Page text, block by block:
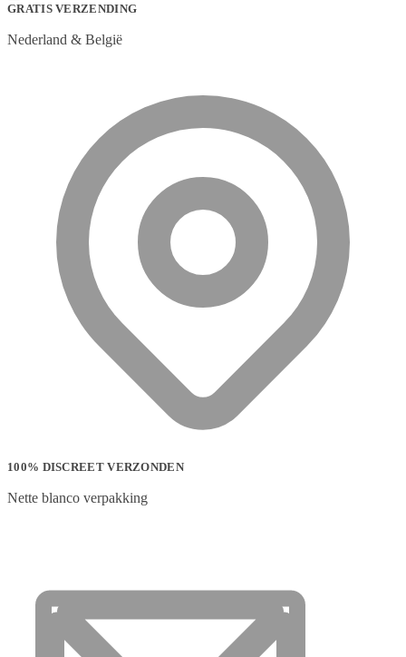
GRATIS VERZENDING
Nederland & België
100% DISCREET VERZONDEN
Nette blanco verpakking